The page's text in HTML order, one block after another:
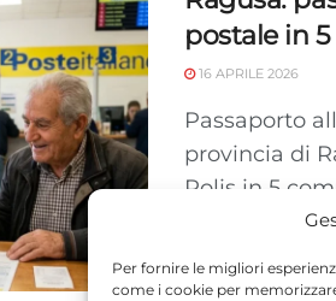
Per fornire le migliori
come i cookie per
postale in
16 APRILE 2026
Passaporto
provincia di
Polis in 5
e modalità. ...